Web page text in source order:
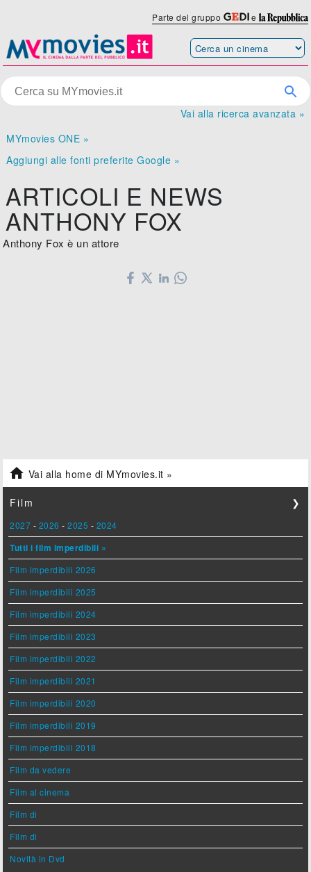
Parte del gruppo e
Vai alla ricerca avanzata »
MYmovies ONE »
Aggiungi alle fonti preferite Google »
ARTICOLI E NEWS
ANTHONY FOX
Anthony Fox è un attore
 Vai alla home di MYmovies.it »
Film ❯
2027 - 2026 -2025 - 2024
Tutti i film imperdibili »
Film imperdibili 2026
Film imperdibili 2025
Film imperdibili 2024
Film imperdibili 2023
Film imperdibili 2022
Film imperdibili 2021
Film imperdibili 2020
Film imperdibili 2019
Film imperdibili 2018
Film da vedere
Film al cinema
Film di
Film di
Novità in Dvd